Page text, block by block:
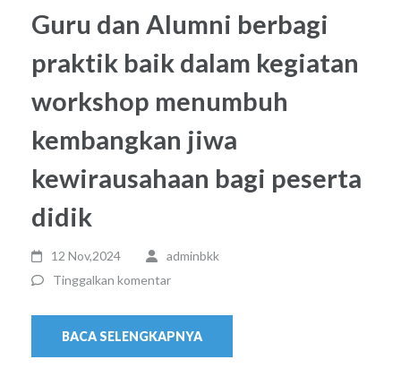
Guru dan Alumni berbagi
praktik baik dalam kegiatan
workshop menumbuh
kembangkan jiwa
kewirausahaan bagi peserta
didik
12 Nov,2024
adminbkk
Tinggalkan komentar
BACA SELENGKAPNYA